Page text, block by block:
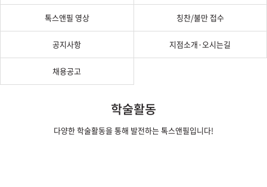
톡스앤필 영상 칭찬/불만 접수
공지사항 지점소개·오시는길
채용공고
학술활동
다양한 학술활동을 통해 발전하는 톡스앤필입니다!